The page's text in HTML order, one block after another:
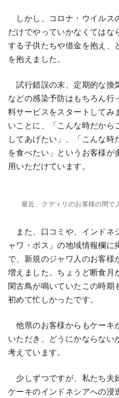
しかし、コロナ・ウイルス
だけでやっていかなくてはな
する子供たちや借金を抱え、
を抱えました。
試行錯誤の末、定期的な換
などの感染予防はもちろん
料サービスをスタートしてみ
いことに、「こんな時だから
してあげたい」、「こんな
を食べたい」というお客様
用いただけています。
最近、クディリのお客様の間で
また、口コミや、インドネ
ャワ・ポス」の地域情報欄に
で、新規のジャワ人のお客
増えました。ちょうど断食月
閑古鳥が鳴いていたこの時
初めて忙しかったです。
他県のお客様からもケーキ
いただき、どうにかならない
考えています。
少しずつですが、私たち夫
ケーキのインドネシアへの浸